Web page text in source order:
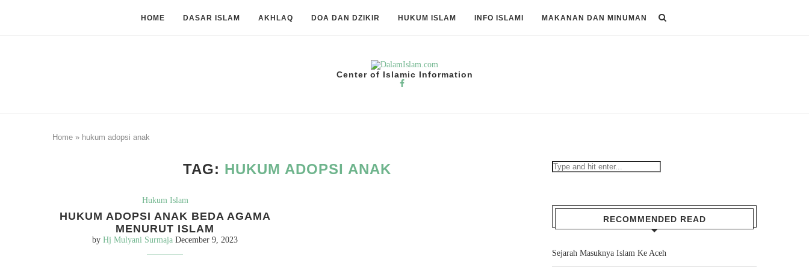
HOME DASAR ISLAM AKHLAQ DOA DAN DZIKIR HUKUM ISLAM INFO ISLAMI MAKANAN DAN MINUMAN
Center of Islamic Information
Home » hukum adopsi anak
TAG: HUKUM ADOPSI ANAK
Hukum Islam
HUKUM ADOPSI ANAK BEDA AGAMA
MENURUT ISLAM
byHj Mulyani Surmaja December 9, 2023
RECOMMENDED READ
Sejarah Masuknya Islam Ke Aceh